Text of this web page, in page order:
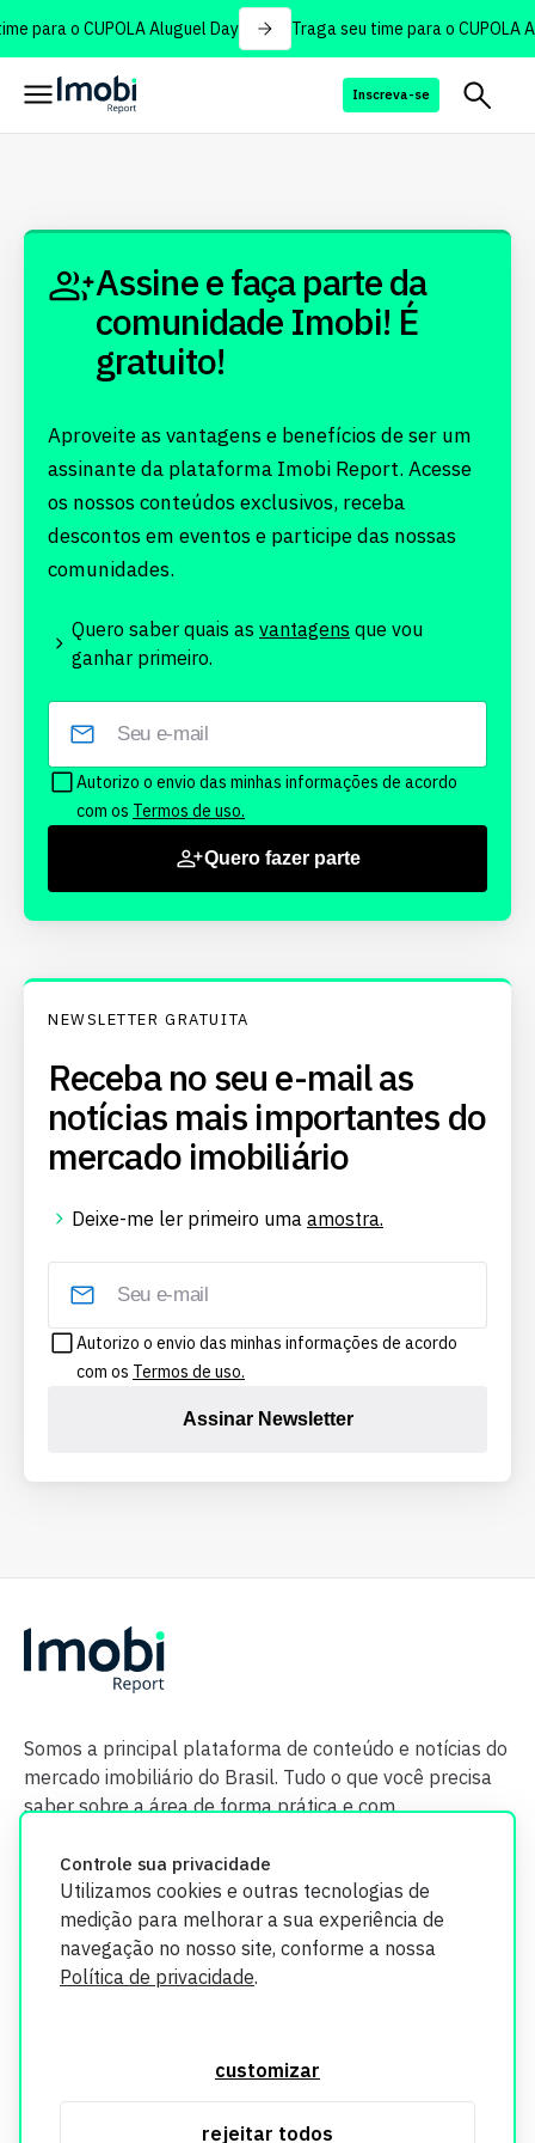
para o CUPOLA Aluguel Day Traga seu time para o CUPOLA
Inscreva-se
Controle sua privacidade
Utilizamos cookies e outras tecnologias de
medição para melhorar a sua experiência de
navegação no nosso site, conforme a nossa
Política de privacidade.
customizar
rejeitar todos
Assine e faça parte da
comunidade Imobi! É
gratuito!
Aproveite as vantagens e benefícios de ser um
assinante da plataforma Imobi Report. Acesse
os nossos conteúdos exclusivos, receba
descontos em eventos e participe das nossas
comunidades.
Quero saber quais as vantagens que vou
ganhar primeiro.
Autorizo o envio das minhas informações de acordo
com os Termos de uso.
Quero fazer parte
NEWSLETTER GRATUITA
Receba no seu e-mail as
notícias mais importantes do
mercado imobiliário
Deixe-me ler primeiro uma amostra.
Autorizo o envio das minhas informações de acordo
com os Termos de uso.
Assinar Newsletter
Somos a principal plataforma de conteúdo e notícias do
mercado imobiliário do Brasil. Tudo o que você precisa
saber sobre a área de forma prática e com
segurança. Todos os dados coletados em nosso site são
utilizados exclusivamente para fins de aprimoramento de
informações, consulte nossa Política de Privacidade.